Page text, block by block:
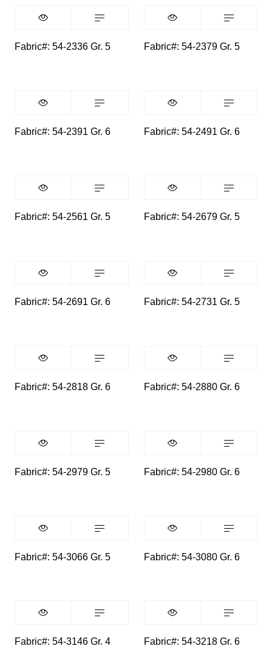
Fabric#: 54-2336 Gr. 5 Fabric#: 54-2379 Gr. 5
Fabric#: 54-2391 Gr. 6 Fabric#: 54-2491 Gr. 6
Fabric#: 54-2561 Gr. 5 Fabric#: 54-2679 Gr. 5
Fabric#: 54-2691 Gr. 6 Fabric#: 54-2731 Gr. 5
Fabric#: 54-2818 Gr. 6 Fabric#: 54-2880 Gr. 6
Fabric#: 54-2979 Gr. 5 Fabric#: 54-2980 Gr. 6
Fabric#: 54-3066 Gr. 5 Fabric#: 54-3080 Gr. 6
Fabric#: 54-3146 Gr. 4 Fabric#: 54-3218 Gr. 6